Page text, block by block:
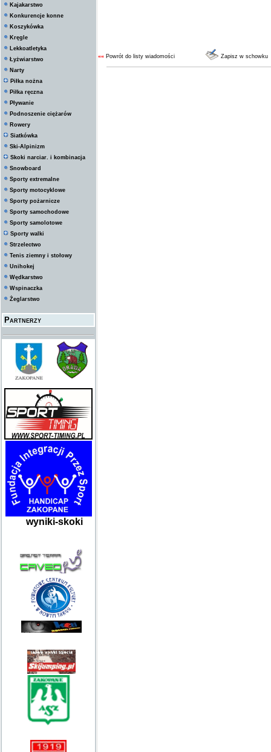
Kajakarstwo
Konkurencje konne
Koszykówka
Kręgle
Lekkoatletyka
Łyżwiarstwo
Narty
Piłka nożna
Piłka ręczna
Pływanie
Podnoszenie ciężarów
Rowery
Siatkówka
Ski-Alpinizm
Skoki narciar. i kombinacja
Snowboard
Sporty extremalne
Sporty motocyklowe
Sporty pożarnicze
Sporty samochodowe
Sporty samolotowe
Sporty walki
Strzelectwo
Tenis ziemny i stołowy
Unihokej
Wędkarstwo
Wspinaczka
Żeglarstwo
Partnerzy
wyniki-skoki
«« Powrót do listy wiadomości Zapisz w schowku